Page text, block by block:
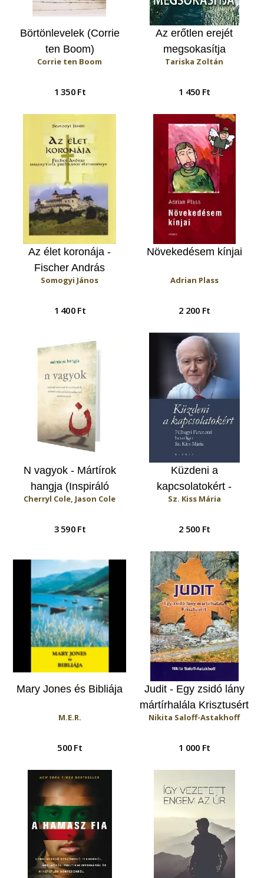
Börtönlevelek (Corrie
ten Boom)
Corrie ten Boom
1 350 Ft
Az erőtlen erejét
megsokasítja
Tariska Zoltán
1 450 Ft
Az élet koronája -
Fischer András
anabaptista prédikátor
Somogyi János
1 400 Ft
Növekedésem kínjai
Adrian Plass
2 200 Ft
N vagyok - Mártírok
hangja (Inspiráló
történetek
akiknek iszlám
szembenézniük)
Cherryl Cole, Jason Cole
3 590 Ft
Küzdeni a
kapcsolatokért -
Pálhegyi Ferenccel
Mária
Sz. Kiss Mária
2 500 Ft
Mary Jones és Bibliája
M.E.R.
500 Ft
Judit - Egy zsidó lány
mártírhalála Krisztusért
Nikita Saloff-Astakhoff
1 000 Ft